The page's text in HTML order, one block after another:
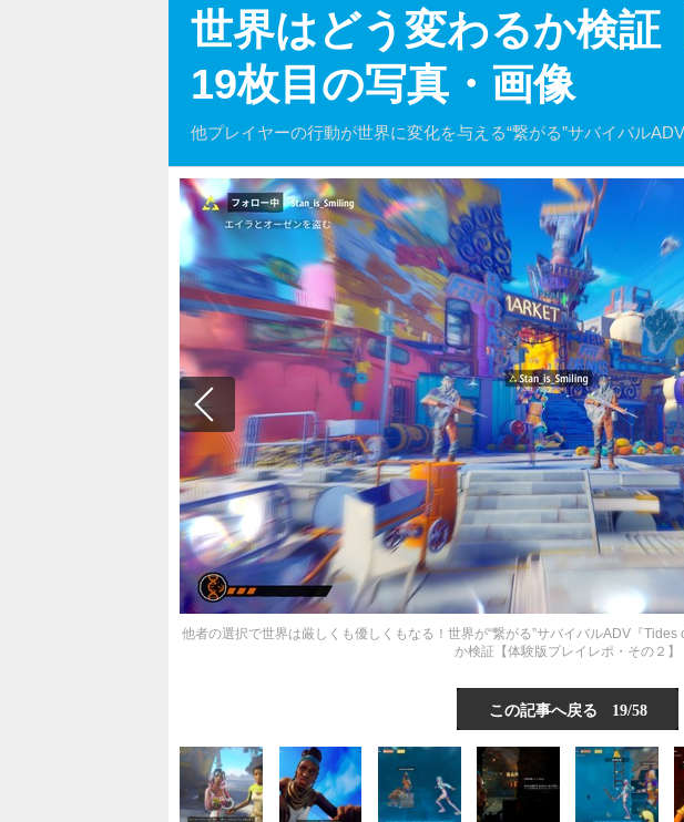
世界はどう変わるか検証
19枚目の写真・画像
他プレイヤーの行動が世界に変化を与える“繋がる”サバイバルADV
他者の選択で世界は厳しくも優しくもなる！世界が“繋がる”サバイバルADV『
か検証【体験版プレイレポ・その２】
この記事へ戻る 19/58